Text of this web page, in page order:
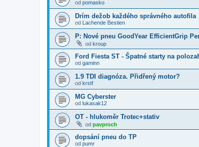
od pomasko
Drím dežob každého správného autofila
od Lachende Bestien
P: Nové pneu GoodYear EfficientGrip
od kroup
Ford Fiesta ST - Špatné starty na
od gaminn
1.9 TDI diagnóza. Přidřený motor?
od krstf
MG Cyberster
od lukasak12
OT - hlukoměr Trotec+stativ
od pavproch
dopsání pneu do TP
od pumr